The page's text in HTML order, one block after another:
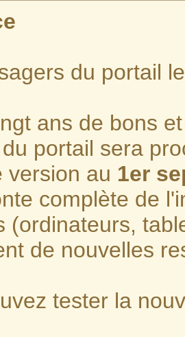
du portail
ans de bons
portail sera
version au 1er
complète de
(ordinateurs,
de nouvelles
tester la